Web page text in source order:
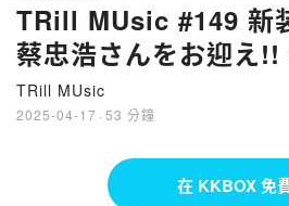
TRill MUsic #149 新
蔡忠浩さんをお迎え!!
んなサブスクで聴けま
TRill MUsic
2025-04-17 · 53 分鐘
在 KKBOX 免